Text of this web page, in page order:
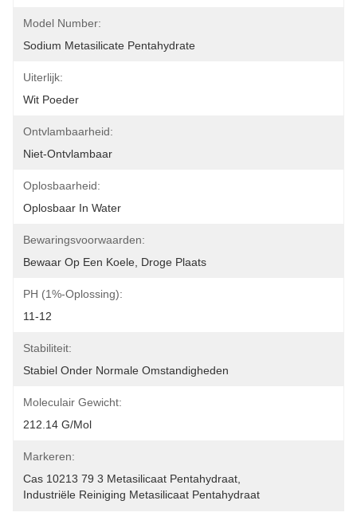
Model Number:
Sodium Metasilicate Pentahydrate
Uiterlijk:
Wit Poeder
Ontvlambaarheid:
Niet-Ontvlambaar
Oplosbaarheid:
Oplosbaar In Water
Bewaringsvoorwaarden:
Bewaar Op Een Koele, Droge Plaats
PH (1%-Oplossing):
11-12
Stabiliteit:
Stabiel Onder Normale Omstandigheden
Moleculair Gewicht:
212.14 G/mol
Markeren:
Cas 10213 79 3 Metasilicaat Pentahydraat
Industriële Reiniging Metasilicaat Pentahydraat